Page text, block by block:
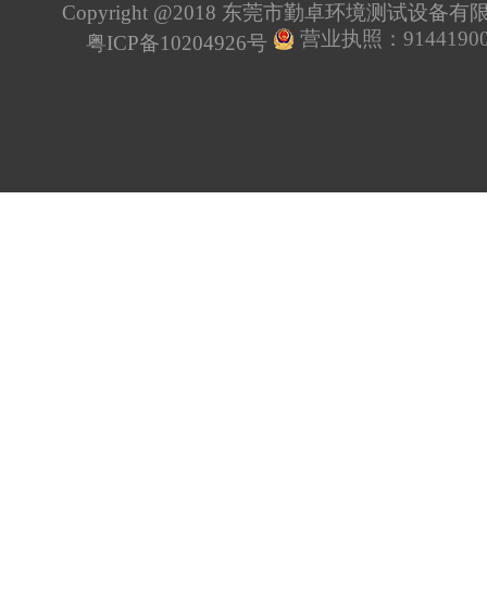
Copyright @2018 东莞市勤卓环境测试设备有
粤ICP备10204926号
营业执照：